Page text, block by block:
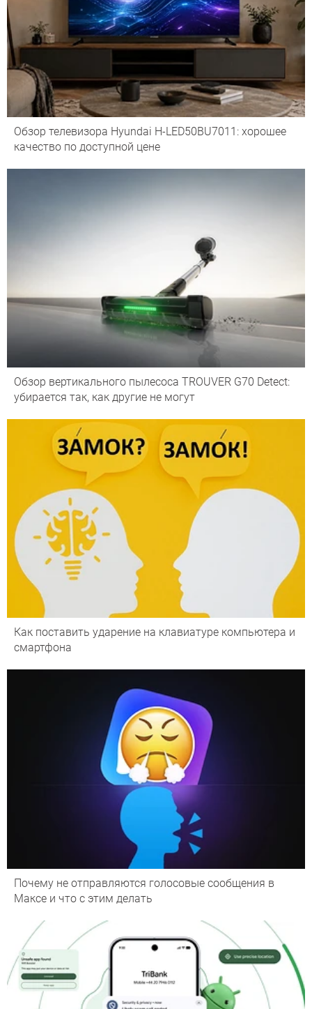
Обзор телевизора Hyundai H-LED50BU7011: хорошее
качество по доступной цене
Обзор вертикального пылесоса TROUVER G70 Detect:
убирается так, как другие не могут
Как поставить ударение на клавиатуре компьютера и
смартфона
Почему не отправляются голосовые сообщения в
Максе и что с этим делать